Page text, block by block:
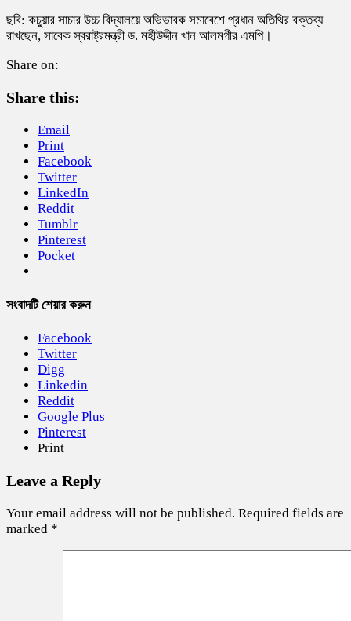
ছবি: কচুয়ার সাচার উচ্চ বিদ্যালয়ে অভিভাবক সমাবেশে প্রধান অতিথির বক্তব্য
রাখছেন, সাবেক স্বরাষ্ট্রমন্ত্রী ড. মহীউদ্দীন খান আলমগীর এমপি।
Share on:
Share this:
Email
Print
Facebook
Twitter
LinkedIn
Reddit
Tumblr
Pinterest
Pocket
সংবাদটি শেয়ার করুন
Facebook
Twitter
Digg
Linkedin
Reddit
Google Plus
Pinterest
Print
Leave a Reply
Your email address will not be published. Required fields are
marked *